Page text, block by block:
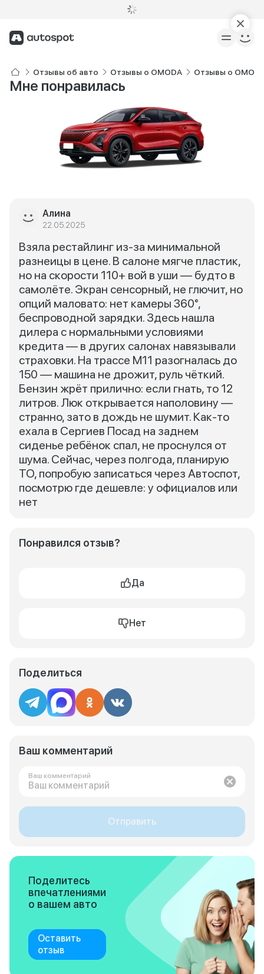
Отзывы об авто Отзывы о OMODA Отзывы о
Мне понравилась
Алина
22.05.2025
Взяла рестайлинг из-за минимальной
разнеицы в цене. В салоне мягче пластик,
но на скорости 110+ вой в уши — будто в
самолёте. Экран сенсорный, не глючит, но
опций маловато: нет камеры 360°,
беспроводной зарядки. Здесь нашла
дилера с нормальными условиями
кредита — в других салонах навязывали
страховки. На трассе М11 разогналась до
150 — машина не дрожит, руль чёткий.
Бензин жрёт прилично: если гнать, то 12
литров. Люк открывается наполовину —
странно, зато в дождь не шумит. Как-то
ехала в Сергиев Посад на заднем
сиденье ребёнок спал, не проснулся от
шума. Сейчас, через полгода, планирую
ТО, попробую записаться через Автоспот,
посмотрю где дешевле: у официалов или
нет
Понравился отзыв?
Да
Нет
Поделиться
Ваш комментарий
Ваш комментарий
Отправить
Поделитесь
впечатлениями
о вашем авто
Оставить
отзыв